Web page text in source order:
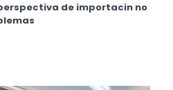
de importacin no